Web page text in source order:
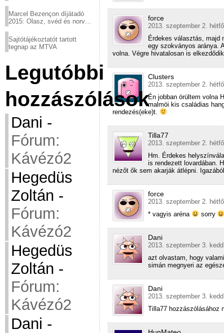
Marcel Bezençon díjátadó
2015: Olasz, svéd és norvég
Sajtótájékoztatót tartott
tegnap az MTVA
Legutóbbi
hozzászólások
Dani -
Fórum:
Kávézó2
Hegedüs
Zoltán -
Fórum:
Kávézó2
Hegedüs
Zoltán -
Fórum:
Kávézó2
Dani -
force
2013. szeptember 2.
Érdekes választás, majd
egy szokványos aránya.
volna. Végre hivatalosan is
Clusters
2013. szeptember 2.
Én jobban örültem volna
malmöi kis családias
rendezés(eke)t.
Tilla77
2013. szeptember 2.
Hm. Érdekes
is rendezett lovardában.
nézőt ők sem akarják átlépni.
force
2013. szeptember 2.
* vagyis aréna
sorry
Dani
2013. szeptember 3.
azt olvastam, hogy
simán megnyeri az
Dani
2013. szeptember 3.
Tilla77 hozzászólásához